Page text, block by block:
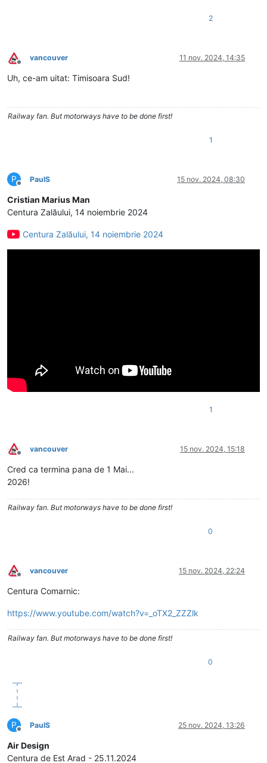
2
Deconectat
vancouver 11 nov. 2024, 14:35
Uh, ce-am uitat: Timisoara Sud!
Railway fan. But motorways have to be done first!
1
P
Deconectat
PaulS 15 nov. 2024, 08:30
Cristian Marius Man
Centura Zalăului, 14 noiembrie 2024
Centura Zalăului, 14 noiembrie 2024
1
Deconectat
vancouver 15 nov. 2024, 15:18
Cred ca termina pana de 1 Mai...
2026!
Railway fan. But motorways have to be done first!
0
Deconectat
vancouver 15 nov. 2024, 22:24
Centura Comarnic:
https://www.youtube.com/watch?v=_oTX2_ZZZlk
Railway fan. But motorways have to be done first!
0
P
Deconectat
PaulS 25 nov. 2024, 13:26
Air Design
Centura de Est Arad - 25.11.2024